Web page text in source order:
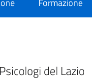
Formazione
del Lazio